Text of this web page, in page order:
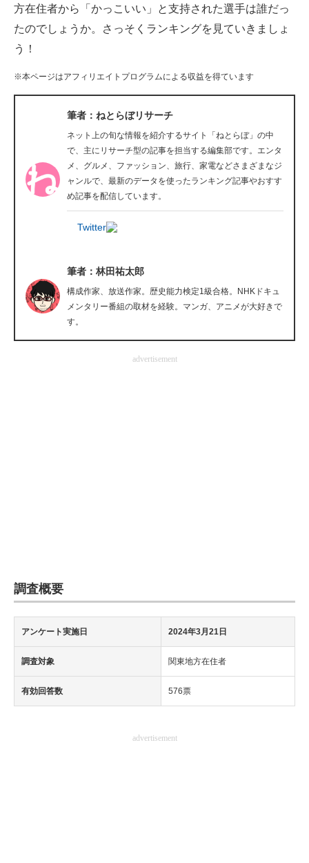
経営リーダーのコミュニティ
マーケ×ITの今がよく分かる
ITエンジニア向け専門サイト
企業向けIT製品の総合サイト
IT製品の技術・比較・事例
製造業のIT導入・活用を支援
エレクトロニクス専門サイト
電子設計の基本と応用
方在住者から「かっこいい」と支持された選手は誰だっ
たのでしょうか。さっそくランキングを見ていきましょ
う！
※本ページはアフィリエイトプログラムによる収益を得ています
筆者：ねとらぼリサーチ
ネット上の旬な情報を紹介するサイト「ねとらぼ」の中
で、主にリサーチ型の記事を担当する編集部です。エンタ
メ、グルメ、ファッション、旅行、家電などさまざまなジ
ャンルで、最新のデータを使ったランキング記事やおすす
め記事を配信しています。
Twitter
筆者：林田祐太郎
構成作家、放送作家。歴史能力検定1級合格。NHKドキュ
メンタリー番組の取材を経験。マンガ、アニメが大好きで
す。
advertisement
調査概要
アンケート実施日 2024年3月21日
調査対象 関東地方在住者
有効回答数 576票
advertisement